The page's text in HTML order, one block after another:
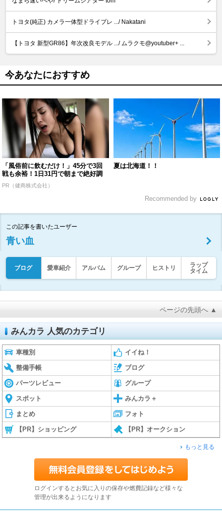
トヨタ(純正) カメラ一体型ドライブレ .../ Nakatani
【トヨタ 新型GR86】年次改良モデル .../ ムラクモ@youtuber+ ...
今あなたにおすすめ
「風俗前に飲むだけ！」45分で3回
戦も余裕！1日31円で朝まで絶好調
PR（健商株式会社）
夏は北海道！！
Recommended by
この記事を書いたユーザー
青い血
ブログ 愛車紹介 アルバム グループ ヒストリ
ラップ
タイム
ページの先頭へ ▲
みんカラ 人気のカテゴリ
車種別 イイね！
整備手帳 ブログ
パーツレビュー グループ
スポット みんカラ＋
まとめ フォト
【PR】ショッピング 【PR】オークション
もっと見る
ログインするとお気に入りの保存や燃費記録など様々な
管理が出来るようになります